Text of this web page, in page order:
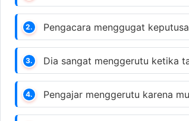
2. Pengacara menggugat
3. Dia sangat menggerutu ketika
4. Pengajar menggerutu karena